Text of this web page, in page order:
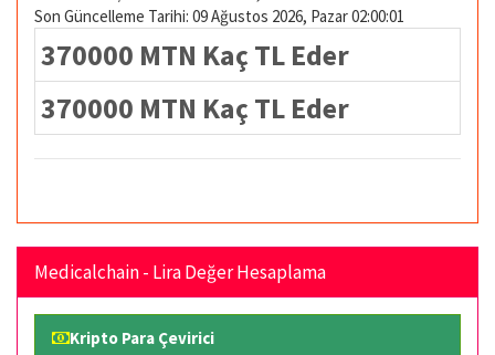
Son Güncelleme Tarihi: 09 Ağustos 2026, Pazar 02:00:01
370000 MTN Kaç TL Eder
370000 MTN Kaç TL Eder
Medicalchain - Lira Değer Hesaplama
Kripto Para Çevirici